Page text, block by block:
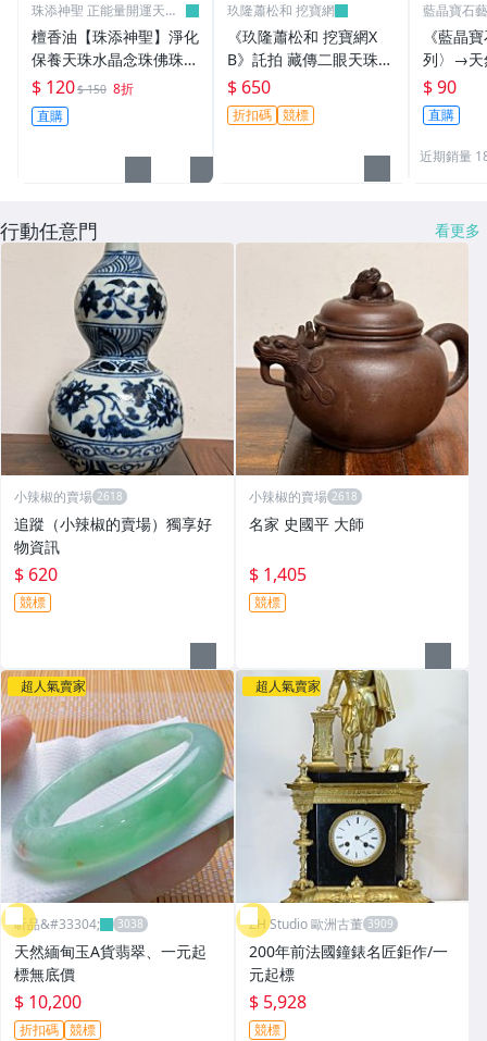
珠添神聖 正能量開運天珠
檀香油【珠添神聖】淨化
保養天珠水晶念珠佛珠佛
牌專用的10cc高級老山
檀香油~下標直購~4
$ 120$ 150 8折
直購
玖隆蕭松和 挖寶網
《玖隆蕭松和 挖寶網X
B》託拍 藏傳二眼天珠
南紅珠鍊 項鍊(04451X)
$ 650
折扣碼 競標
藍晶寶石
《藍晶
列〉→天
→X1469
$ 90
直購
近期銷量
行動任意門 看更多
小辣椒的賣場
追蹤（小辣椒的賣場）獨享好
物資訊
$ 620
競標
小辣椒的賣場
名家 史國平 大師
$ 1,405
競標
超人氣賣家
昕品&#33304;
天然緬甸玉A貨翡翠、一元起
標無底價
$ 10,200
折扣碼 競標
超人氣賣家
ZH Studio 歐洲古董
200年前法國鐘錶名匠鉅作/一
元起標
$ 5,928
競標